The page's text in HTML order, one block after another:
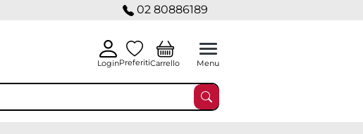
02 80886189
LoginPreferitiCarrello Menu